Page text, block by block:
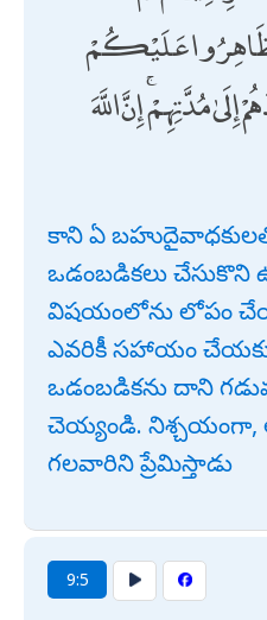
عَلَيْكُمْ
مُدَّتِهِمْ ۚ إِنَّ اللَّهَ
కాని ఏ
ఒడంబడికలు చేసుకొని
విషయంలోను లోపం
ఎవరికీ సహాయం
ఒడంబడికను దాని
చెయ్యండి. నిశ్చయంగా,
గలవారిని ప్రేమిస్తాడు
9:5